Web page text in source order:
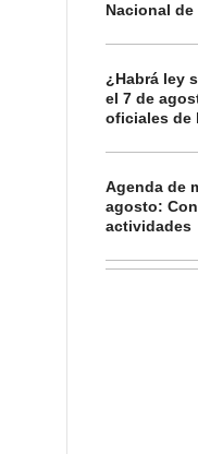
Nacional
¿Habrá ley
el 7 de
oficiales de
Agenda de
agosto:
actividades